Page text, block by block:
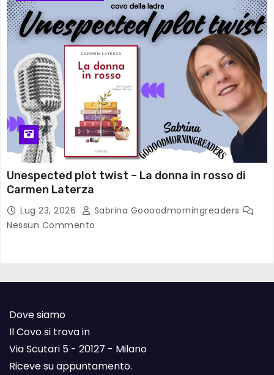
Unespected plot twist – La donna in rosso di
Carmen Laterza
Lug 23, 2026
Sabrina Goooodmorningreaders
Nessun Commento
Dove siamo
Il Covo si trova in
Via Scutari 5 - 20127 - Milano
Riceve su appuntamento.